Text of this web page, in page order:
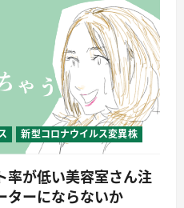
新型コロナウイルス変異株
率が低い美容室さん注
ターにならないか